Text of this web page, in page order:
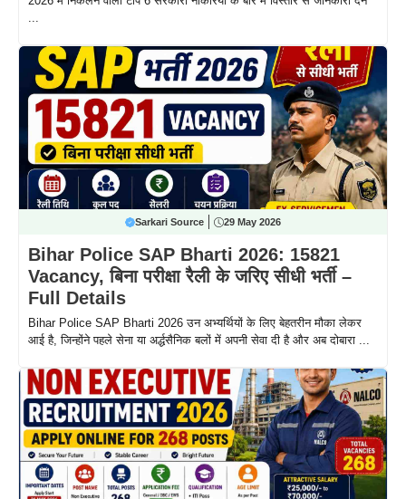
...
Sarkari Source 29 May 2026
Bihar Police SAP Bharti 2026: 15821
Vacancy, बिना परीक्षा रैली के जरिए सीधी भर्ती –
Full Details
Bihar Police SAP Bharti 2026 उन अभ्यर्थियों के लिए बेहतरीन मौका लेकर
आई है, जिन्होंने पहले सेना या अर्द्धसैनिक बलों में अपनी सेवा दी है और अब दोबारा ...